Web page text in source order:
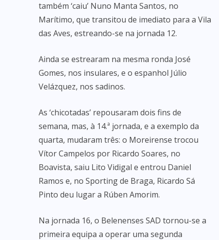
também ‘caiu’ Nuno Manta Santos, no
Marítimo, que transitou de imediato para a Vila
das Aves, estreando-se na jornada 12.
Ainda se estrearam na mesma ronda José
Gomes, nos insulares, e o espanhol Júlio
Velázquez, nos sadinos.
As ‘chicotadas’ repousaram dois fins de
semana, mas, à 14.ª jornada, e a exemplo da
quarta, mudaram três: o Moreirense trocou
Vítor Campelos por Ricardo Soares, no
Boavista, saiu Lito Vidigal e entrou Daniel
Ramos e, no Sporting de Braga, Ricardo Sá
Pinto deu lugar a Rúben Amorim.
Na jornada 16, o Belenenses SAD tornou-se a
primeira equipa a operar uma segunda